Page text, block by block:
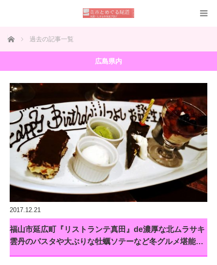
ホーム 過去の記事一覧
広島県内
2017.12.21
福山市延広町『リストランテ真田』de濃厚な北ムラサキ
雲丹のパスタや大ぶりな牡蠣ソテーなど冬グルメ堪能…